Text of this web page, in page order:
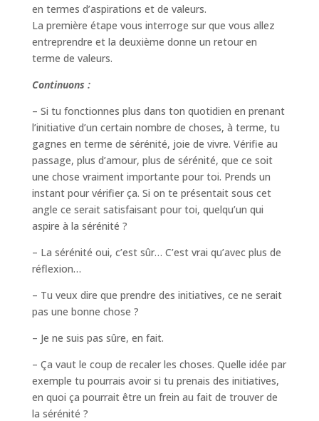
en termes d’aspirations et de valeurs.
La première étape vous interroge sur que vous allez
entreprendre et la deuxième donne un retour en
terme de valeurs.
Continuons :
– Si tu fonctionnes plus dans ton quotidien en prenant
l’initiative d’un certain nombre de choses, à terme, tu
gagnes en terme de sérénité, joie de vivre. Vérifie au
passage, plus d’amour, plus de sérénité, que ce soit
une chose vraiment importante pour toi. Prends un
instant pour vérifier ça. Si on te présentait sous cet
angle ce serait satisfaisant pour toi, quelqu’un qui
aspire à la sérénité ?
– La sérénité oui, c’est sûr… C’est vrai qu’avec plus de
réflexion…
– Tu veux dire que prendre des initiatives, ce ne serait
pas une bonne chose ?
– Je ne suis pas sûre, en fait.
– Ça vaut le coup de recaler les choses. Quelle idée par
exemple tu pourrais avoir si tu prenais des initiatives,
en quoi ça pourrait être un frein au fait de trouver de
la sérénité ?